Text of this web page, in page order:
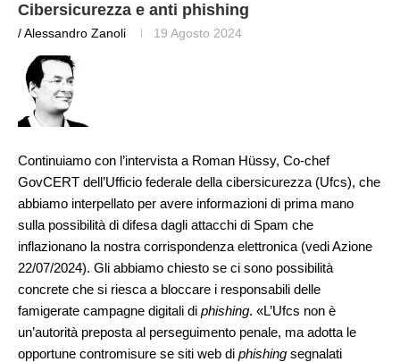
Cibersicurezza e anti phishing
/ Alessandro Zanoli 19 Agosto 2024
Continuiamo con l’intervista a Roman Hüssy, Co-chef
GovCERT dell’Ufficio federale della cibersicurezza (Ufcs), che
abbiamo interpellato per avere informazioni di prima mano
sulla possibilità di difesa dagli attacchi di Spam che
inflazionano la nostra corrispondenza elettronica (vedi Azione
22/07/2024). Gli abbiamo chiesto se ci sono possibilità
concrete che si riesca a bloccare i responsabili delle
famigerate campagne digitali di phishing. «L’Ufcs non è
un’autorità preposta al perseguimento penale, ma adotta le
opportune contromisure se siti web di phishing segnalati